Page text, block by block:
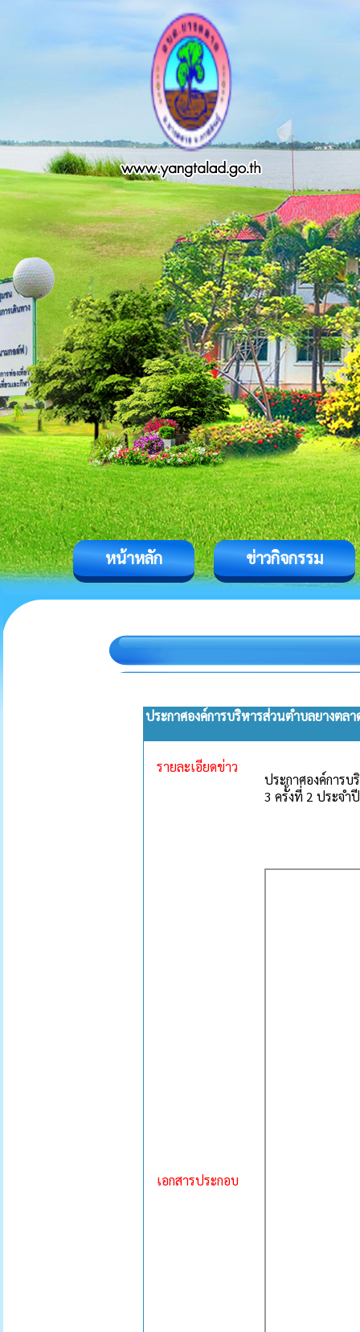
หน้าหลัก ข่าวกิจกรรม
ประกาศองค์การบริหารส่วนตำบลยางตล
รายละเอียดข่าว
ประกาศองค์การ
3 ครั้งที่ 2 ประจำ
เอกสารประกอบ